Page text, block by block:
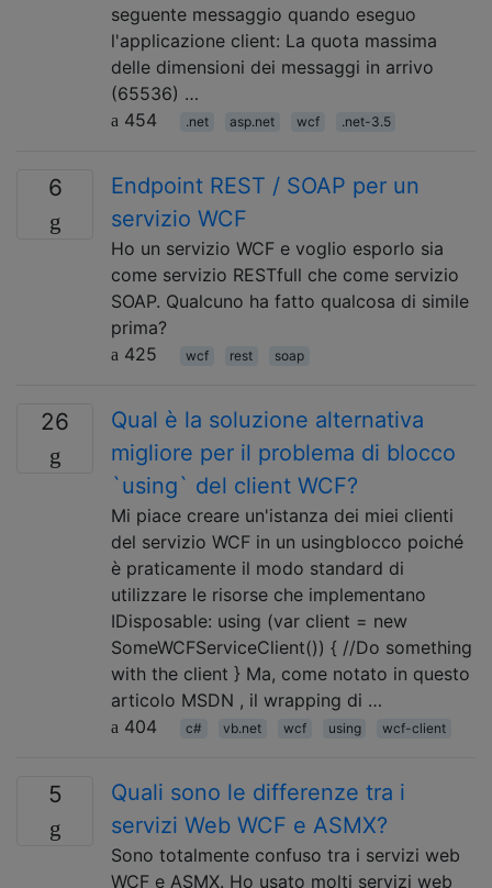
seguente messaggio quando eseguo
l'applicazione client: La quota massima
delle dimensioni dei messaggi in arrivo
(65536) …
454
.net asp.net wcf .net-3.5
6
Endpoint REST / SOAP per un
servizio WCF
Ho un servizio WCF e voglio esporlo sia
come servizio RESTfull che come servizio
SOAP. Qualcuno ha fatto qualcosa di simile
prima?
425
wcf rest soap
26
Qual è la soluzione alternativa
migliore per il problema di blocco
`using` del client WCF?
Mi piace creare un'istanza dei miei clienti
del servizio WCF in un usingblocco poiché
è praticamente il modo standard di
utilizzare le risorse che implementano
IDisposable: using (var client = new
SomeWCFServiceClient()) { //Do something
with the client } Ma, come notato in questo
articolo MSDN , il wrapping di …
404
c# vb.net wcf using wcf-client
5
Quali sono le differenze tra i
servizi Web WCF e ASMX?
Sono totalmente confuso tra i servizi web
WCF e ASMX. Ho usato molti servizi web